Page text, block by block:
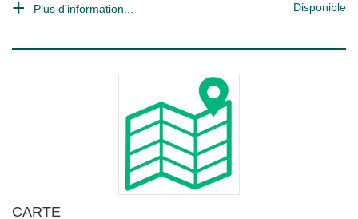
Plus d'information... Disponible
CARTE